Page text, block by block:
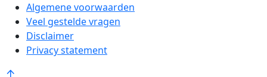
Algemene voorwaarden
Veel gestelde vragen
Disclaimer
Privacy statement